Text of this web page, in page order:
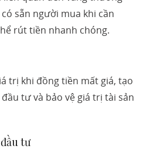
sẵn người mua khi cần
rút tiền nhanh chóng.
trị khi đồng tiền mất giá, tạo
tư và bảo vệ giá trị tài sản
tư